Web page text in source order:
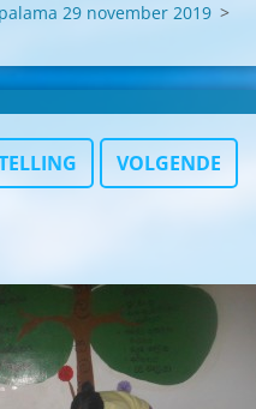
29 november 2019 >
VOLGENDE